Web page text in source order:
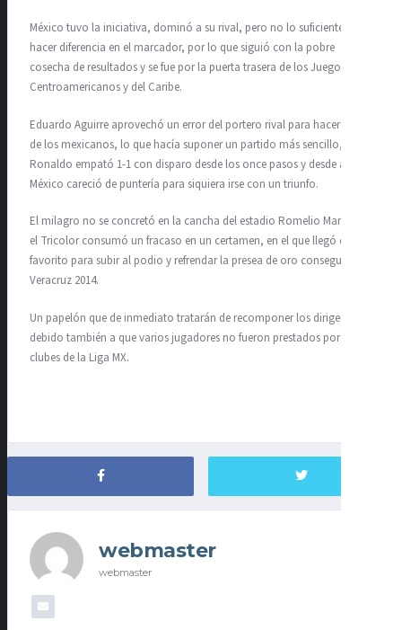
México tuvo la iniciativa, dominó a su rival, pero no lo suficiente para
hacer diferencia en el marcador, por lo que siguió con la pobre
cosecha de resultados y se fue por la puerta trasera de los Juegos
Centroamericanos y del Caribe.
Eduardo Aguirre aprovechó un error del portero rival para hacer el 1-0
de los mexicanos, lo que hacía suponer un partido más sencillo, pero
Ronaldo empató 1-1 con disparo desde los once pasos y desde ahí
México careció de puntería para siquiera irse con un triunfo.
El milagro no se concretó en la cancha del estadio Romelio Martínez y
el Tricolor consumó un fracaso en un certamen, en el que llegó como
favorito para subir al podio y refrendar la presea de oro conseguida en
Veracruz 2014.
Un papelón que de inmediato tratarán de recomponer los dirigentes,
debido también a que varios jugadores no fueron prestados por los
clubes de la Liga MX.
webmaster
webmaster